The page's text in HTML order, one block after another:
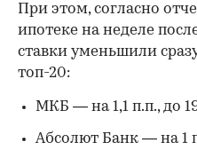
00:00 / 00:00
При этом, согласно
ипотеке на неделе
ставки уменьшили
топ-20:
МКБ — на 1,1 п.п., до
Абсолют Банк — на 1